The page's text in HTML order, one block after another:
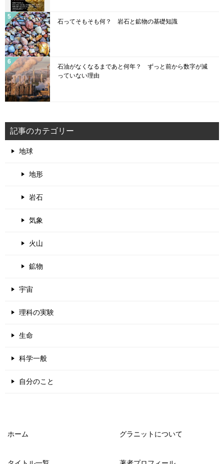
石ってそもそも何？ 岩石と鉱物の基礎知識
石油がなくなるまであと何年？ ずっと前から数字が減
っていない理由
記事のカテゴリー
地球
地形
岩石
気象
火山
鉱物
宇宙
理科の実験
生命
科学一般
自分のこと
ホーム グラニットについて